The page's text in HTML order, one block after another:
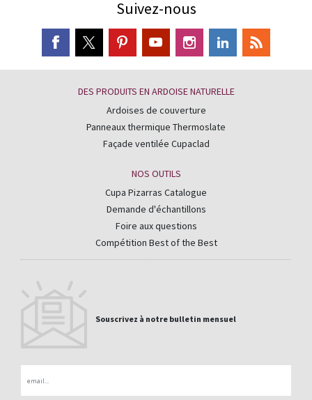
Suivez-nous
DES PRODUITS EN ARDOISE NATURELLE
Ardoises de couverture
Panneaux thermique Thermoslate
Façade ventilée Cupaclad
NOS OUTILS
Cupa Pizarras Catalogue
Demande d'échantillons
Foire aux questions
Compétition Best of the Best
Souscrivez à notre bulletin mensuel